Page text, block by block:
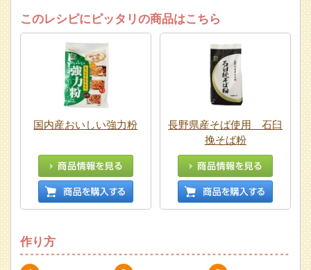
このレシピにピッタリの商品はこちら
国内産おいしい強力粉
長野県産そば使用 石臼
挽そば粉
作り方